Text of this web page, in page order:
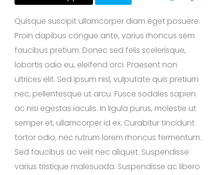
Quisque suscipit ullamcorper diam eget posuere.
Proin dapibus congue ante, varius rhoncus sem
faucibus pretium. Donec sed felis scelerisque,
lobortis odio eu, eleifend orci. Praesent non
ultrices elit. Sed ipsum nisl, vulputate quis pretium
nec, pellentesque ut arcu. Fusce sodales sapien
ac nisi egestas iaculis. In ligula purus, molestie ut
semper et, ullamcorper id ex. Curabitur tincidunt
tortor odio, nec rutrum lorem rhoncus fermentum.
Sed faucibus ac velit nec aliquet. Suspendisse
varius tristique malesuada. Suspendisse ac libero